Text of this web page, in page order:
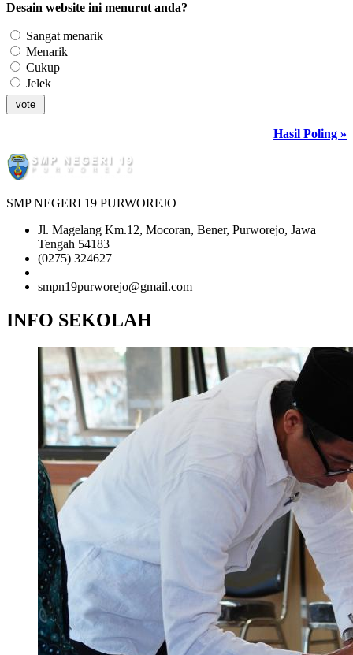
Desain website ini menurut anda?
Sangat menarik
Menarik
Cukup
Jelek
Hasil Poling »
SMP NEGERI 19 PURWOREJO
Jl. Magelang Km.12, Mocoran, Bener, Purworejo, Jawa
Tengah 54183
(0275) 324627
smpn19purworejo@gmail.com
INFO SEKOLAH